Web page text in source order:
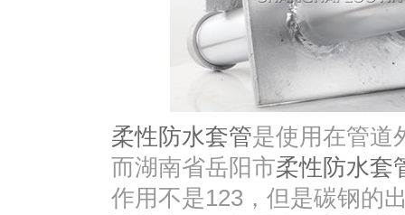
柔性防水套管是使用在管道
而湖南省岳阳市柔性防水套
作用不是123，但是碳钢的